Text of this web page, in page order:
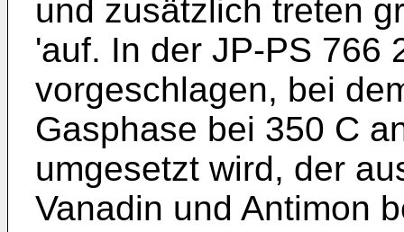
und zusätzlich treten
'auf. In der JP-PS 766
vorgeschlagen, bei
Gasphase bei 350 C
umgesetzt wird, der
Vanadin und Antimon